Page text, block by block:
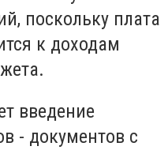
поскольку плата
к доходам
введение
- документов с